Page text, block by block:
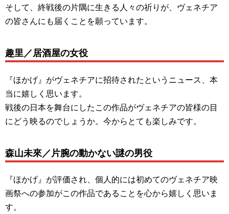
そして、終戦後の片隅に生きる人々の祈りが、ヴェネチア
の皆さんにも届くことを願っています。
趣里／居酒屋の女役
『ほかげ』がヴェネチアに招待されたというニュース、本
当に嬉しく思います。
戦後の日本を舞台にしたこの作品がヴェネチアの皆様の目
にどう映るのでしょうか。今からとても楽しみです。
森山未來／片腕の動かない謎の男役
『ほかげ』が評価され、個人的には初めてのヴェネチア映
画祭への参加がこの作品であることを心から嬉しく思いま
す。